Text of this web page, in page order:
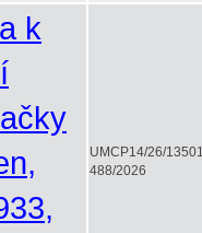
k
UMCP14/26/
488/2026